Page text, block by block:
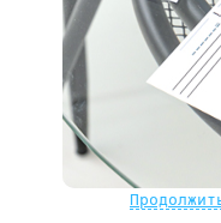
Не нашли
Мы